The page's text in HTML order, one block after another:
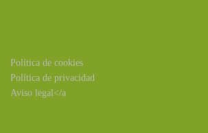
Política de cookies
Política de privacidad
Aviso legal</a